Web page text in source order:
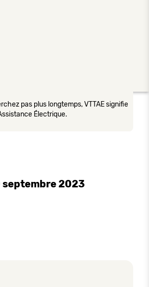
pas plus longtemps, VTTAE signifie
Électrique.
septembre 2023